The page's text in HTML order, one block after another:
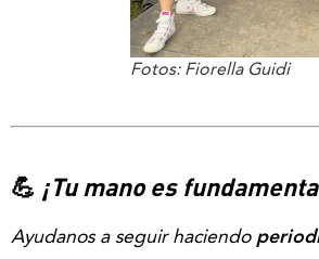
Fotos: Fiorella Guidi
💪 ¡Tu mano es
Ayudanos a seguir haciendo